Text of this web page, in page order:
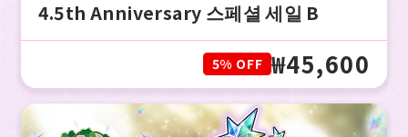
4.5th Anniversary 스페셜 세일 B
₩45,600
5% OFF